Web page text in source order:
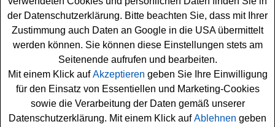
schönenHotelaufenthalt- einen Feelgood Trip mit drei
Übernachtungen für zwei Personen am Bodensee.
Zusätzlich wrden bei dem tollen Yakult Gewinnspiel fünf
Philips Airfryer, viermal eine SmartwatchGoogle FitBit
Charge 6, dreimal ein Vaude Rucksack, viermal eine
Instax Sofortbild Kamera und sechs Ninja Blender auf
glückliche Gewinner. Schließlich gibt es noch 400 coole
Yakult Good BacteriaSockenzu gewinnen.
der Datenschutzerklärung. Bitte beachten Sie, dass mit Ihrer
Zustimmung auch Daten an Google in die USA übermittelt
werden können. Sie können diese Einstellungen stets am
Seitenende aufrufen und bearbeiten.
Mit einem Klick aufAkzeptieren geben Sie Ihre Einwilligung
für den Einsatz von Essentiellen und Marketing-Cookies
sowie die Verarbeitung der Daten gemäß unserer
Datenschutzerklärung. Mit einem Klick aufAblehnen geben